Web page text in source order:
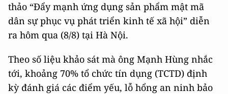
thảo “Đẩy mạnh ứng dụng sản phẩm mật mã
dân sự phục vụ phát triển kinh tế xã hội” diễn
ra hôm qua (8/8) tại Hà Nội.
Theo số liệu khảo sát mà ông Mạnh Hùng nhắc
tới, khoảng 70% tổ chức tín dụng (TCTD) định
kỳ đánh giá các điểm yếu, lỗ hổng an ninh bảo